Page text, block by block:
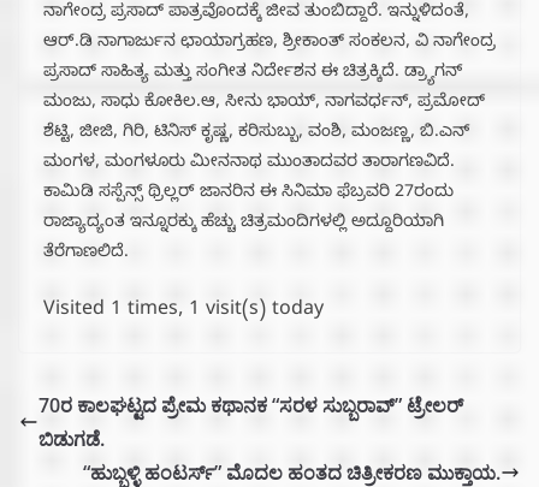
ನಾಗೇಂದ್ರ ಪ್ರಸಾದ್ ಪಾತ್ರವೊಂದಕ್ಕೆ ಜೀವ ತುಂಬಿದ್ದಾರೆ. ಇನ್ನುಳಿದಂತೆ,
ಆರ್.ಡಿ ನಾಗಾರ್ಜುನ ಛಾಯಾಗ್ರಹಣ, ಶ್ರೀಕಾಂತ್ ಸಂಕಲನ, ವಿ ನಾಗೇಂದ್ರ
ಪ್ರಸಾದ್ ಸಾಹಿತ್ಯ ಮತ್ತು ಸಂಗೀತ ನಿರ್ದೇಶನ ಈ ಚಿತ್ರಕ್ಕಿದೆ. ಡ್ರ್ಯಾಗನ್
ಮಂಜು, ಸಾಧು ಕೋಕಿಲ.ಆ, ಸೀನು ಭಾಯ್, ನಾಗವರ್ಧನ್, ಪ್ರಮೋದ್
ಶೆಟ್ಟಿ, ಜೀಜಿ, ಗಿರಿ, ಟಿನಿಸ್ ಕೃಷ್ಣ, ಕರಿಸುಬ್ಬು, ವಂಶಿ, ಮಂಜಣ್ಣ, ಬಿ.ಎನ್
ಮಂಗಳ, ಮಂಗಳೂರು ಮೀನನಾಥ ಮುಂತಾದವರ ತಾರಾಗಣವಿದೆ.
ಕಾಮಿಡಿ ಸಸ್ಪೆನ್ಸ್ ಥ್ರಿಲ್ಲರ್ ಜಾನರಿನ ಈ ಸಿನಿಮಾ ಫೆಬ್ರವರಿ 27ರಂದು
ರಾಜ್ಯಾದ್ಯಂತ ಇನ್ನೂರಕ್ಕು ಹೆಚ್ಚು ಚಿತ್ರಮಂದಿಗಳಲ್ಲಿ ಅದ್ದೂರಿಯಾಗಿ
ತೆರೆಗಾಣಲಿದೆ.
Visited 1 times, 1 visit(s) today
70ರ ಕಾಲಘಟ್ಟದ ಪ್ರೇಮ ಕಥಾನಕ “ಸರಳ ಸುಬ್ಬರಾವ್” ಟ್ರೇಲರ್
ಬಿಡುಗಡೆ.
“ಹುಬ್ಬಳ್ಳಿ ಹಂಟರ್ಸ್” ಮೊದಲ ಹಂತದ ಚಿತ್ರೀಕರಣ ಮುಕ್ತಾಯ.